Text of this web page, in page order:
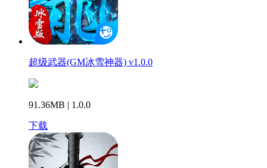
超级武器(GM冰雪神器) v1.0.0
91.36MB | 1.0.0
下载